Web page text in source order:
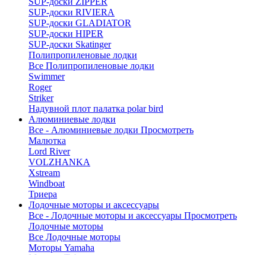
SUP-доски RIVIERA
SUP-доски GLADIATOR
SUP-доски HIPER
SUP-доски Skatinger
Полипропиленовые лодки
Все Полипропиленовые лодки
Swimmer
Roger
Striker
Надувной плот палатка polar bird
Алюминиевые лодки
Все - Алюминиевые лодки Просмотреть
Малютка
Lord River
VOLZHANKA
Xstream
Windboat
Триера
Лодочные моторы и аксессуары
Все - Лодочные моторы и аксессуары Просмотреть
Лодочные моторы
Все Лодочные моторы
Моторы Yamaha